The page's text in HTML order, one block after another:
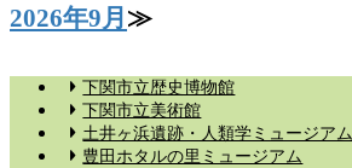
2026年9月
下関市立歴史博物館
下関市立美術館
土井ヶ浜遺跡・人類学ミュージアム
豊田ホタルの里ミュージアム